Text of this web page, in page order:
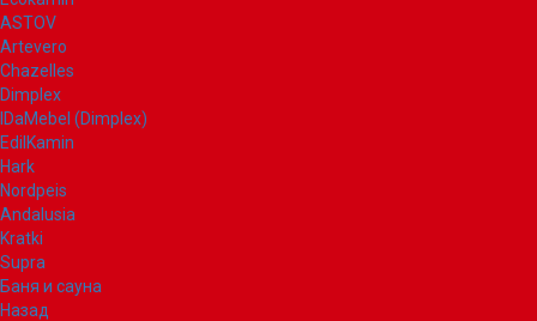
ASTOV
Artevero
Chazelles
Dimplex
IDaMebel (Dimplex)
EdilKamin
Hark
Nordpeis
Andalusia
Kratki
Supra
Баня и сауна
Назад